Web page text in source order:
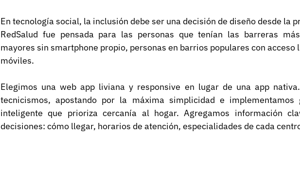
En tecnología social, la inclusión debe ser una decisión de diseño desde la
RedSalud fue pensada para las personas que tenían las barreras
mayores sin smartphone propio, personas en barrios populares con acceso
móviles.
Elegimos una web app liviana y responsive en lugar de una app
tecnicismos, apostando por la máxima simplicidad e implementamos
inteligente que prioriza cercanía al hogar. Agregamos información
decisiones: cómo llegar, horarios de atención, especialidades de cada